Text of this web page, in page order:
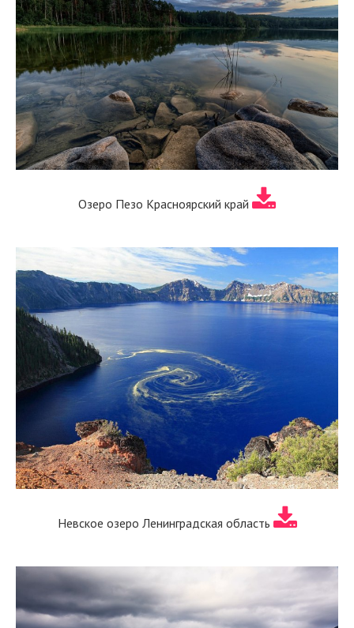
Озеро Пезо Красноярский край
Невское озеро Ленинградская область